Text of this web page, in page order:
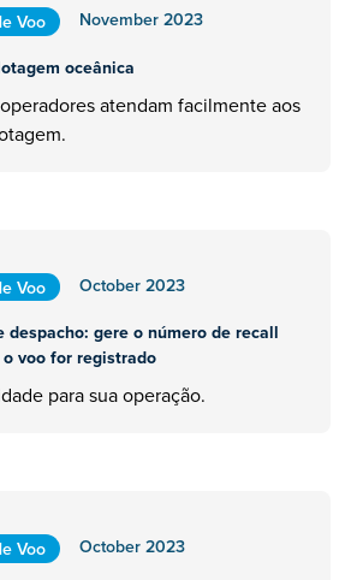
Voo
November 2023
oceânica
atendam facilmente aos
Voo
October 2023
despacho: gere o número de recall
voo for registrado
para sua operação.
Voo
October 2023